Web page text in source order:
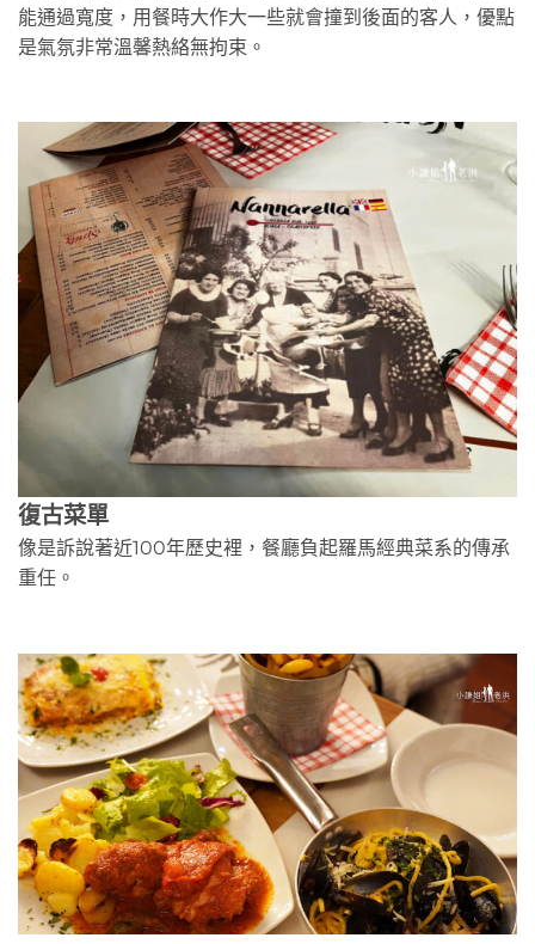
能通過寬度，用餐時大作大一些就會撞到後面的客人，優點
是氣氛非常溫馨熱絡無拘束。
復古菜單
像是訴說著近100年歷史裡，餐廳負起羅馬經典菜系的傳承
重任。